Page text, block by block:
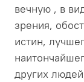
вечную , в
зрения,
истин,
других